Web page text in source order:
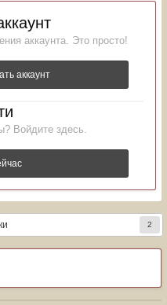
аккаунта. Это просто!
аккаунт
Войдите здесь.
2